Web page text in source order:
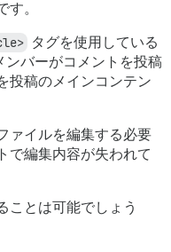
す。
タグを使用している
ンバーがコメントを投稿
投稿のメインコンテン
ァイルを編集する必要
で編集内容が失われて
ことは可能でしょう